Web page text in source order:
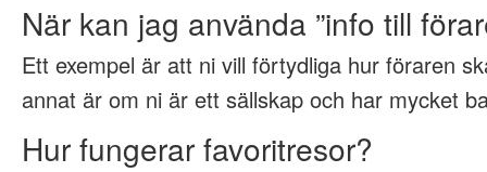
När kan jag använda ”info till
Ett exempel är att ni vill förtydliga hur föraren
annat är om ni är ett sällskap och har mycket
Hur fungerar favoritresor?